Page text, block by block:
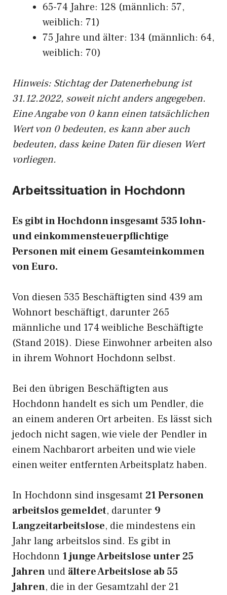
65-74 Jahre: 128 (männlich: 57,
weiblich: 71)
75 Jahre und älter: 134 (männlich: 64,
weiblich: 70)
Hinweis: Stichtag der Datenerhebung ist
31.12.2022, soweit nicht anders angegeben.
Eine Angabe von 0 kann einen tatsächlichen
Wert von 0 bedeuten, es kann aber auch
bedeuten, dass keine Daten für diesen Wert
vorliegen.
Arbeitssituation in Hochdonn
Es gibt in Hochdonn insgesamt 535 lohn-
und einkommensteuerpflichtige
Personen mit einem Gesamteinkommen
von Euro.
Von diesen 535 Beschäftigten sind 439 am
Wohnort beschäftigt, darunter 265
männliche und 174 weibliche Beschäftigte
(Stand 2018). Diese Einwohner arbeiten also
in ihrem Wohnort Hochdonn selbst.
Bei den übrigen Beschäftigten aus
Hochdonn handelt es sich um Pendler, die
an einem anderen Ort arbeiten. Es lässt sich
jedoch nicht sagen, wie viele der Pendler in
einem Nachbarort arbeiten und wie viele
einen weiter entfernten Arbeitsplatz haben.
In Hochdonn sind insgesamt 21 Personen
arbeitslos gemeldet, darunter 9
Langzeitarbeitslose, die mindestens ein
Jahr lang arbeitslos sind. Es gibt in
Hochdonn 1 junge Arbeitslose unter 25
Jahrenund ältere Arbeitslose ab 55
Jahren, die in der Gesamtzahl der 21